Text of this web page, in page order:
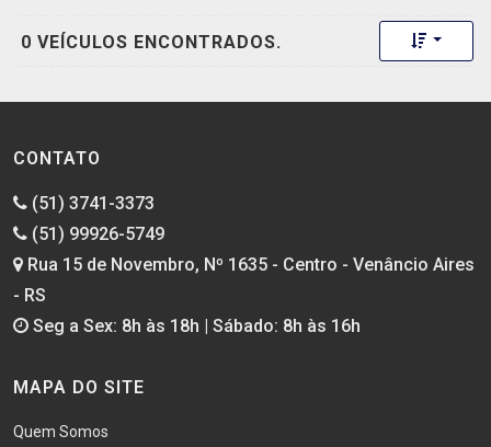
0 VEÍCULOS ENCONTRADOS. Toggle
CONTATO
(51) 3741-3373
(51) 99926-5749
Rua 15 de Novembro, Nº 1635 - Centro - Venâncio Aires
- RS
Seg a Sex: 8h às 18h | Sábado: 8h às 16h
MAPA DO SITE
Quem Somos